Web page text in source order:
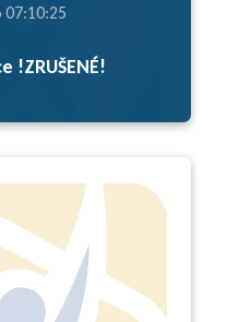
07:10:25
!ZRUŠENÉ!